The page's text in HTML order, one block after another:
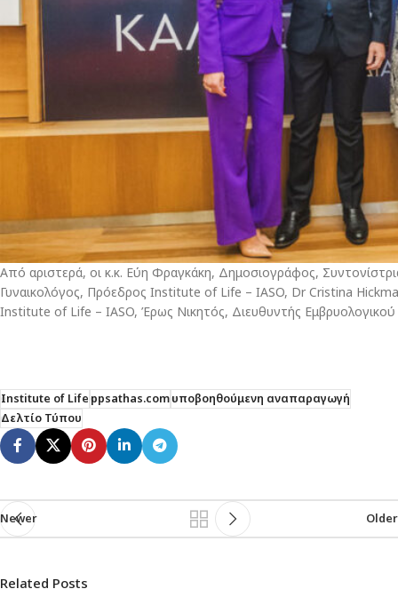
Από αριστερά, οι κ.κ. Εύη Φραγκάκη, Δημοσιογράφος,
Γυναικολόγος, Πρόεδρος Institute of Life – IASO, Dr Cristina
Institute of Life – IASO, Έρως Νικητός, Διευθυντής
Institute of Lifeppsathas.comυποβοηθούμενη αναπαραγωγή
Δελτίο Τύπου
Newer Older
Related Posts